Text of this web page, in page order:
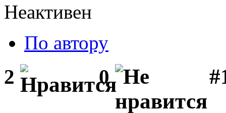
Неактивен
По автору
2 0